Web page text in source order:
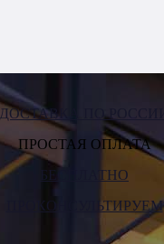
ДОСТАВКА ПО РОССИИ
ПРОСТАЯ ОПЛАТА
БЕСПЛАТНО
ПРОКОНСУЛЬТИРУЕМ